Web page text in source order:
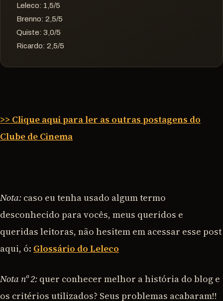
Leleco: 1,5/5
Brenno: 2,5/5
Quiste: 3,0/5
Ricardo: 2,5/5
>> Clique aqui para ler as outras postagens do
Clube de Cinema
Nota: caso eu tenha usado algum termo
desconhecido para vocês, meus queridos e
queridas leitoras, não hesitem em acessar esse post
aqui, ó: Glossário do Leleco
Nota nº 2: quer conhecer melhor a história do blog e
os critérios utilizados? Seus problemas acabaram!!